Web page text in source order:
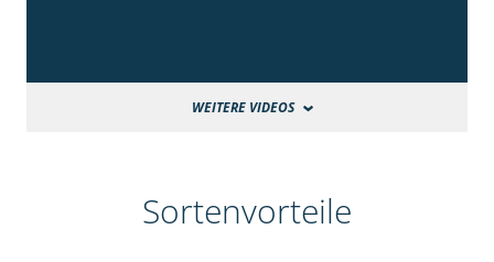
WEITERE VIDEOS
Sortenvorteile